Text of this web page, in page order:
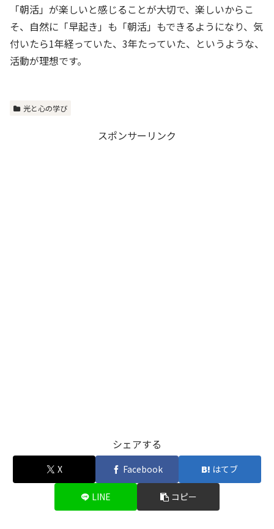
「朝活」が楽しいと感じることが大切で、楽しいからこ
そ、自然に「早起き」も「朝活」もできるようになり、気
付いたら1年経っていた、3年たっていた、というような、
活動が理想です。
光と心の学び
スポンサーリンク
シェアする
X Facebook はてブ
LINE コピー